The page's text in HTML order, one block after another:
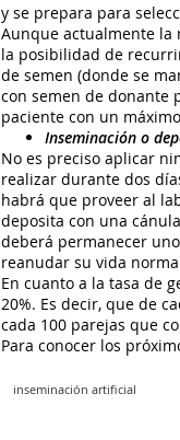
y se prepara para
Aunque actualmente la
la posibilidad de
de semen (donde se
con semen de donante
paciente con un
Inseminación o
No es preciso aplicar
realizar durante dos
habrá que proveer al
deposita con una
deberá permanecer
reanudar su vida
En cuanto a la tasa de
20%. Es decir, que de
cada 100 parejas que
Para conocer los
inseminación artificial